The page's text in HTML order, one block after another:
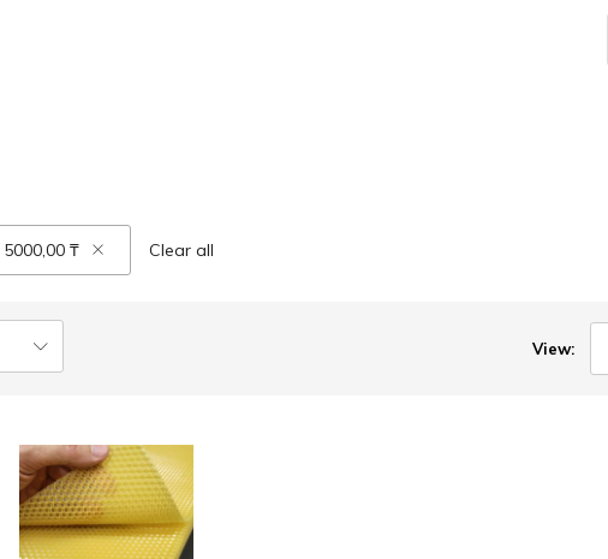
5000,00 ₸ Clear all
View: